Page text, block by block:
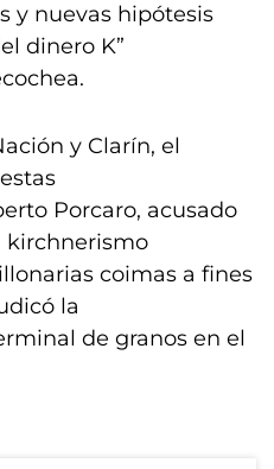
y nuevas hipótesis
dinero K”
y Clarín, el
Porcaro, acusado
kirchnerismo
coimas a fines
la
de granos en el